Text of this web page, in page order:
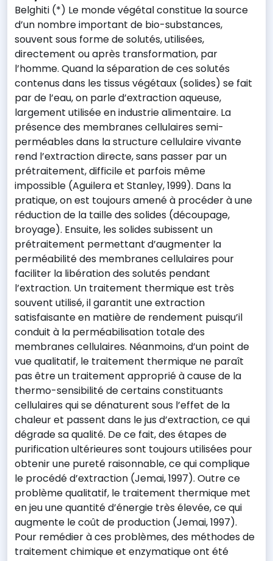
Belghiti (*) Le monde végétal constitue la source
d’un nombre important de bio-substances,
souvent sous forme de solutés, utilisées,
directement ou après transformation, par
l’homme. Quand la séparation de ces solutés
contenus dans les tissus végétaux (solides) se fait
par de l’eau, on parle d’extraction aqueuse,
largement utilisée en industrie alimentaire. La
présence des membranes cellulaires semi-
perméables dans la structure cellulaire vivante
rend l’extraction directe, sans passer par un
prétraitement, difficile et parfois même
impossible (Aguilera et Stanley, 1999). Dans la
pratique, on est toujours amené à procéder à une
réduction de la taille des solides (découpage,
broyage). Ensuite, les solides subissent un
prétraitement permettant d’augmenter la
perméabilité des membranes cellulaires pour
faciliter la libération des solutés pendant
l’extraction. Un traitement thermique est très
souvent utilisé, il garantit une extraction
satisfaisante en matière de rendement puisqu’il
conduit à la perméabilisation totale des
membranes cellulaires. Néanmoins, d’un point de
vue qualitatif, le traitement thermique ne paraît
pas être un traitement approprié à cause de la
thermo-sensibilité de certains constituants
cellulaires qui se dénaturent sous l’effet de la
chaleur et passent dans le jus d’extraction, ce qui
dégrade sa qualité. De ce fait, des étapes de
purification ultérieures sont toujours utilisées pour
obtenir une pureté raisonnable, ce qui complique
le procédé d’extraction (Jemai, 1997). Outre ce
problème qualitatif, le traitement thermique met
en jeu une quantité d’énergie très élevée, ce qui
augmente le coût de production (Jemai, 1997).
Pour remédier à ces problèmes, des méthodes de
traitement chimique et enzymatique ont été